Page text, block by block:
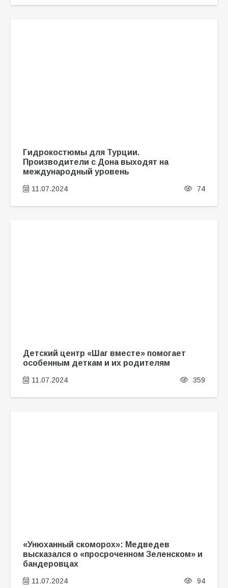
Гидрокостюмы для Турции.
Производители с Дона выходят на
международный уровень
11.07.2024 74
Детский центр «Шаг вместе» помогает
особенным деткам и их родителям
11.07.2024 359
«Унюханный скоморох»: Медведев
высказался о «просроченном Зеленском» и
бандеровцах
11.07.2024 94